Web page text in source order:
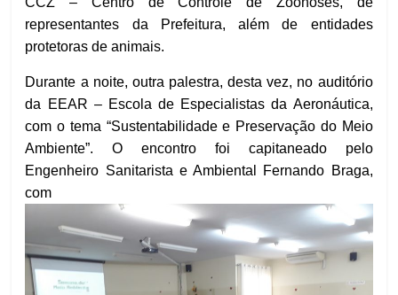
representantes da Prefeitura, além de entidades
protetoras de animais.
Durante a noite, outra palestra, desta vez, no auditório
da EEAR – Escola de Especialistas da Aeronáutica,
com o tema “Sustentabilidade e Preservação do Meio
Ambiente”. O encontro foi capitaneado pelo
Engenheiro Sanitarista e Ambiental Fernando Braga,
com